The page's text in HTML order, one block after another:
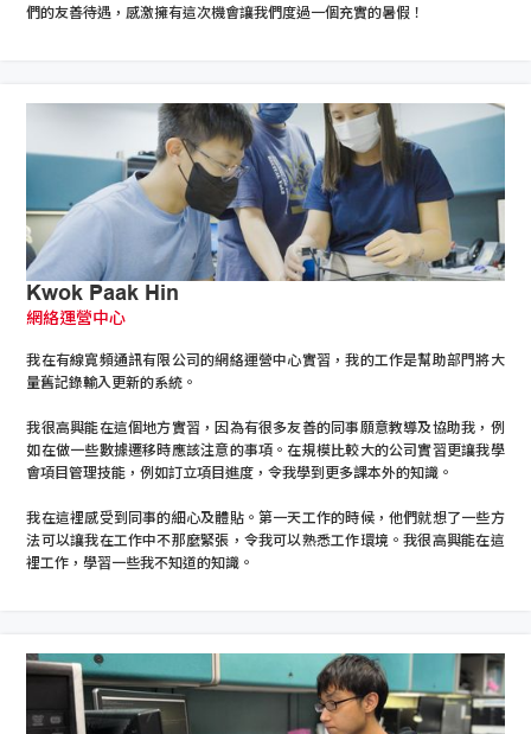
們的友善待遇，感激擁有這次機會讓我們度過一個充實的暑假！
Kwok Paak Hin
網絡運營中心
我在有線寬頻通訊有限公司的網絡運營中心實習，我的工作是幫助部門將大
量舊記錄輸入更新的系統。
我很高興能在這個地方實習，因為有很多友善的同事願意教導及協助我，例
如在做一些數據遷移時應該注意的事項。在規模比較大的公司實習更讓我學
會項目管理技能，例如訂立項目進度，令我學到更多課本外的知識。
我在這裡感受到同事的細心及體貼。第一天工作的時候，他們就想了一些方
法可以讓我在工作中不那麼緊張，令我可以熟悉工作環境。我很高興能在這
裡工作，學習一些我不知道的知識。